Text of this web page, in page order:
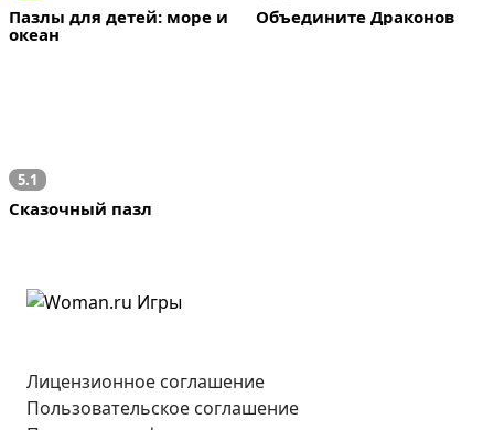
Пазлы для детей: море и
океан
Объедините Драконов
5.1
Сказочный пазл
Лицензионное соглашение
Пользовательское соглашение